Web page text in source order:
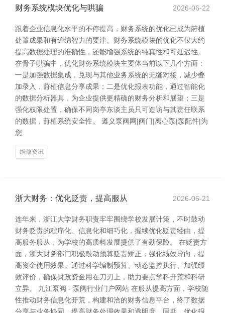
财务系统模块优化与哄骗 2026-06-22
跟着企业信息化水平的不停提高，财务系统的优化已成为莳植
处置成果和有缠绵智力的要津。财务系统模块的优化不仅大约
提高数据处理的准确性，还能增强系统的纯真性和可延迟性。
在骨子哄骗中，优化财务系统模块主要体当前以下几个方面：
一是加强数据集成，兑现与其他业务系统的无缝对接，减少叠
加录入，莳植信息分享成果；二是优化报表功能，通过智能化
的数据分析器具，为企业提供更精确的财务分析和展望；三是
强化权限处置，确保不同岗亭东谈主员只可造访与其责任联系
的数据，莳植系统安全性。 遵义泵阀网|阀门|离心泵|泵配件|为
您
维修资讯
浙大财务：优化贬责，提高服从 2026-06-21
连年来，浙江大学财务职责牢牢围绕学校发展计策，不时鼓动
财务贬责的程序化、信息化和细巧化，握续优化贬责经由，提
高服务服从，为学校的高质料发展提供了有劲保险。 在贬责方
面，浙大财务部门积极鼓动预算贬责矫正，强化绩效导向，提
高资金使用效果。通过科学编制预算、动态监控执行、加强绩
效评价，确保财政资金用在刀刃上，助力要点学科开荒和科研
立异。 九江泵阀 - 泵阀行业门户网站 在服从提高方面，学校随
性推动财务信息化开荒，构建和洽的财务信息平台，终了数据